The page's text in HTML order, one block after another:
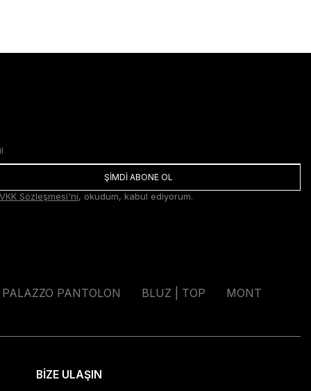
ŞİMDİ ABONE OL
Sözleşmesi'ni, okudum, kabul ediyorum.
PALAZZO PANTOLON BLUZ | TOP
MONT
BİZE ULAŞIN